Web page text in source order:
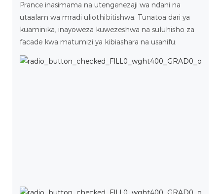
Prance inasimama na utengenezaji wa ndani na
utaalam wa mradi uliothibitishwa. Tunatoa dari ya
kuaminika, inayoweza kuwezeshwa na suluhisho za
facade kwa matumizi ya kibiashara na usanifu.